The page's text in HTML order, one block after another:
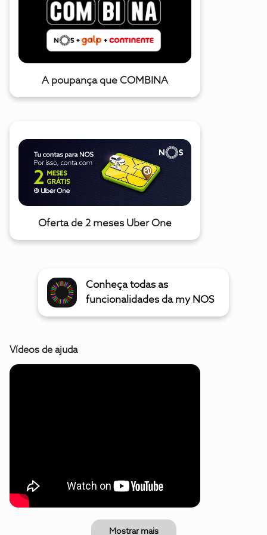
A poupança que COMBINA
Oferta de 2 meses Uber One
Conheça todas as
funcionalidades da my NOS
Vídeos de ajuda
Mostrar mais